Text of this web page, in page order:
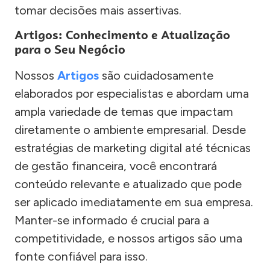
tomar decisões mais assertivas.
Artigos: Conhecimento e Atualização
para o Seu Negócio
Nossos Artigos são cuidadosamente
elaborados por especialistas e abordam uma
ampla variedade de temas que impactam
diretamente o ambiente empresarial. Desde
estratégias de marketing digital até técnicas
de gestão financeira, você encontrará
conteúdo relevante e atualizado que pode
ser aplicado imediatamente em sua empresa.
Manter-se informado é crucial para a
competitividade, e nossos artigos são uma
fonte confiável para isso.